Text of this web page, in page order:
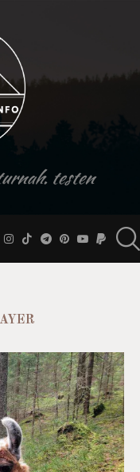
testen